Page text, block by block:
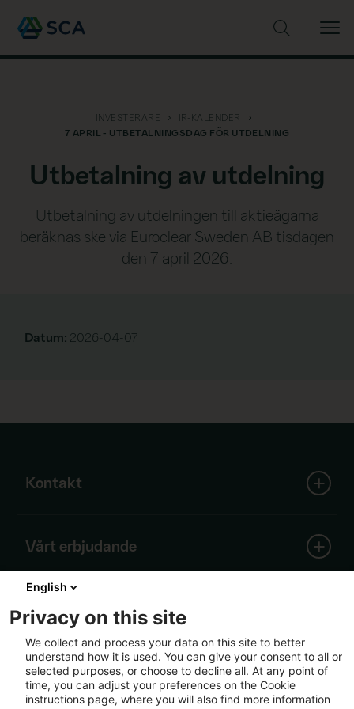
INVESTERARE
IR-KALENDER
7 APRIL - UTBETALNINGSDAG FÖR UTDELNING
Utbetalning av utdelning
Utbetalning av utdelningen till aktieägarna
beräknas ske via Euroclear Sweden AB tisdagen
den 7 april 2026.
Datum: 2026-04-07
Kontakt
Skepparplatsen 1
851 88 Sundsvall
info@sca.com
Alla kontaktuppgifter
Vårt erbjudande
Skog
Träprodukter
Containerboard
Förnybar energi
Massa
Logistik
Om SCA
Kärnan i SCAs verksamhet är skogen, Europas
största privata skogsinnehav. Kring denna unika
resurs har vi byggt en välutvecklad värdekedja
Följ oss
English
Privacy on this site
We collect and process your data on this site to better
understand how it is used. You can give your consent to all or
selected purposes, or choose to decline all. At any point of
time, you can adjust your preferences on the Cookie
instructions page, where you will also find more information